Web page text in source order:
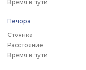
Время в пути
Печора
Стоянка
Расстояние
Время в пути